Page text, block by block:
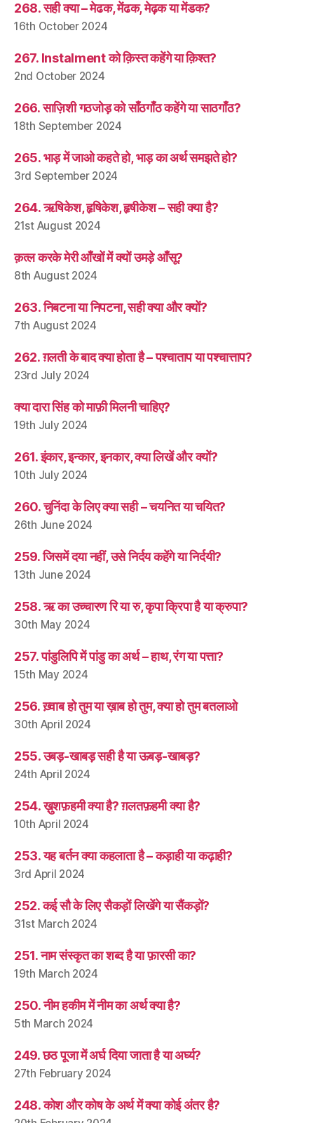
268. सही क्या – मेढक, मेंढक, मेढ़क या मेंडक?
16th October 2024
267. Instalment को क़िस्त कहेंगे या क़िश्त?
2nd October 2024
266. साज़िशी गठजोड़ को साँठगाँठ कहेंगे या साठगाँठ?
18th September 2024
265. भाड़ में जाओ कहते हो, भाड़ का अर्थ समझते हो?
3rd September 2024
264. ऋषिकेश, हृषिकेश, हृषीकेश – सही क्या है?
21st August 2024
क़त्ल करके मेरी आँखों में क्यों उमड़े आँसू?
8th August 2024
263. निबटना या निपटना, सही क्या और क्यों?
7th August 2024
262. ग़लती के बाद क्या होता है – पश्चाताप या पश्चात्ताप?
23rd July 2024
क्या दारा सिंह को माफ़ी मिलनी चाहिए?
19th July 2024
261. इंकार, इन्कार, इनकार, क्या लिखें और क्यों?
10th July 2024
260. चुनिंदा के लिए क्या सही – चयनित या चयित?
26th June 2024
259. जिसमें दया नहीं, उसे निर्दय कहेंगे या निर्दयी?
13th June 2024
258. ऋ का उच्चारण रि या रु, कृपा क्रिपा है या क्रुपा?
30th May 2024
257. पांडुलिपि में पांडु का अर्थ – हाथ, रंग या पत्ता?
15th May 2024
256. ख़्वाब हो तुम या ख़ाब हो तुम, क्या हो तुम बतलाओ
30th April 2024
255. उबड़-खाबड़ सही है या ऊबड़-खाबड़?
24th April 2024
254. ख़ुशफ़हमी क्या है? ग़लतफ़हमी क्या है?
10th April 2024
253. यह बर्तन क्या कहलाता है – कड़ाही या कढ़ाही?
3rd April 2024
252. कई सौ के लिए सैकड़ों लिखेंगे या सैंकड़ों?
31st March 2024
251. नाम संस्कृत का शब्द है या फ़ारसी का?
19th March 2024
250. नीम हकीम में नीम का अर्थ क्या है?
5th March 2024
249. छठ पूजा में अर्घ दिया जाता है या अर्घ्य?
27th February 2024
248. कोश और कोष के अर्थ में क्या कोई अंतर है?